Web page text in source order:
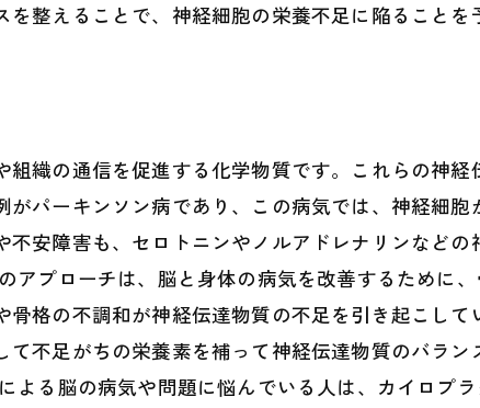
整えることで、神経細胞の栄養不足に陥ることを
織の通信を促進する化学物質です。これらの神
パーキンソン病であり、この病気では、神経細
安障害も、セロトニンやノルアドレナリンなど
アプローチは、脳と身体の病気を改善するために
格の不調和が神経伝達物質の不足を引き起こし
て不足がちの栄養素を補って神経伝達物質のバラ
よる脳の病気や問題に悩んでいる人は、カイロプ